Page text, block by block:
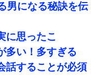
男になる秘訣を伝
に思ったこ
多い！多すぎる
話することが必須